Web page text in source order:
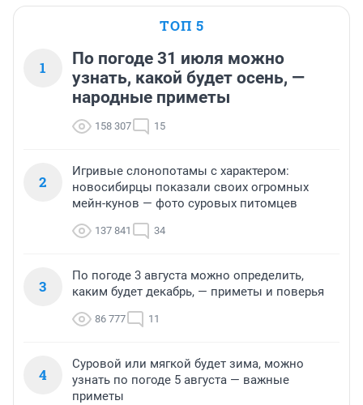
ТОП 5
1
По погоде 31 июля можно
узнать, какой будет осень, —
народные приметы
158 307 15
2
Игривые слонопотамы с характером:
новосибирцы показали своих огромных
мейн-кунов — фото суровых питомцев
137 841 34
3
По погоде 3 августа можно определить,
каким будет декабрь, — приметы и поверья
86 777 11
4
Суровой или мягкой будет зима, можно
узнать по погоде 5 августа — важные
приметы